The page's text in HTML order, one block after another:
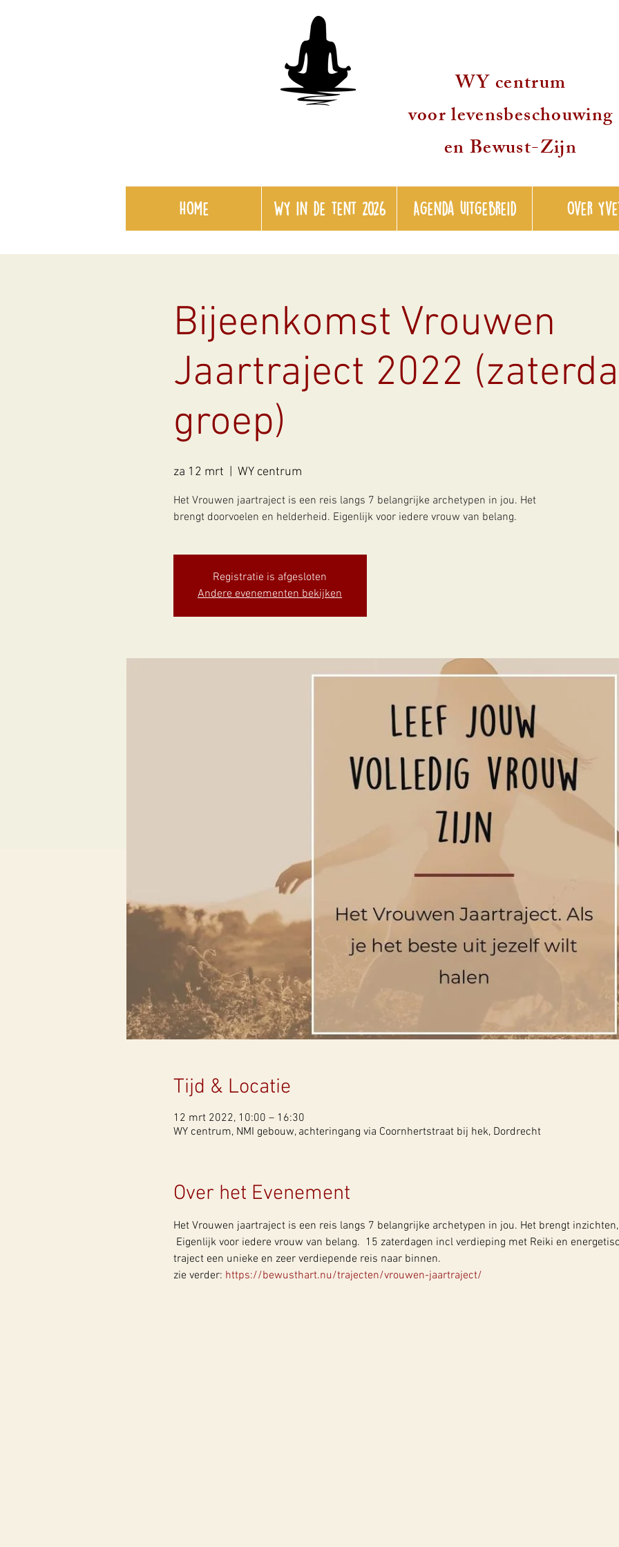
WY centrum
voor levensbeschouwing
en Bewust-Zijn
Home WY in de tent 2026 Agenda uitgebreid over
Bijeenkomst Vrouwen
Jaartraject 2022
groep)
za 12 mrt WY centrum
Het Vrouwen jaartraject is een reis langs 7 belangrijke archetypen in jou. Het
brengt doorvoelen en helderheid. Eigenlijk voor iedere vrouw van belang.
Registratie is afgesloten
Andere evenementen bekijken
Tijd & Locatie
12 mrt 2022, 10:00 – 16:30
WY centrum, NMI gebouw, achteringang via Coornhertstraat bij hek, Dordrecht
Over het Evenement
Het Vrouwen jaartraject is een reis langs 7 belangrijke archetypen in jou. Het brengt
Eigenlijk voor iedere vrouw van belang.  15 zaterdagen incl verdieping met Reiki en
traject een unieke en zeer verdiepende reis naar binnen.
zie verder: https://bewusthart.nu/trajecten/vrouwen-jaartraject/